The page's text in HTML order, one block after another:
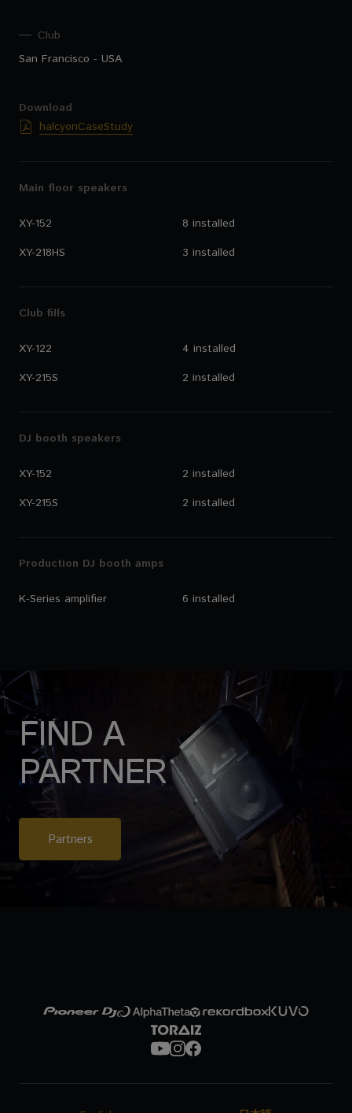
Club
San Francisco - USA
Download
halcyonCaseStudy
Main floor speakers
XY-152
8 installed
XY-218HS
3 installed
Club fills
XY-122
4 installed
XY-215S
2 installed
DJ booth speakers
XY-152
2 installed
XY-215S
2 installed
Production DJ booth amps
K-Series amplifier 6 installed
FIND A
PARTNER
Partners